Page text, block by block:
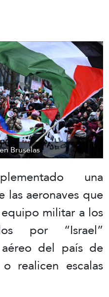
Bruselas
una
aeronaves que
militar a los
por “Israel”
del país de
realicen escalas